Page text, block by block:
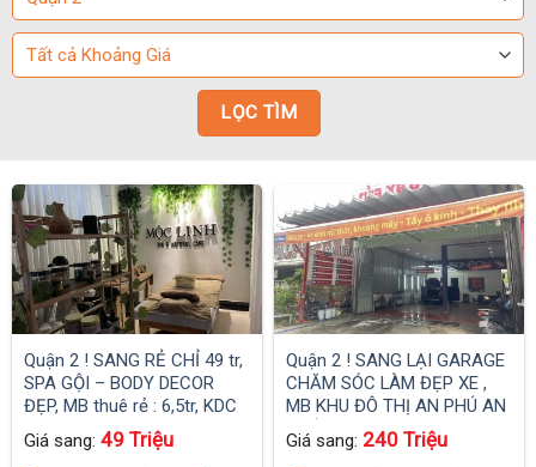
Quận 2 ! SANG RẺ CHỈ 49 tr,
SPA GỘI – BODY DECOR
ĐẸP, MB thuê rẻ : 6,5tr, KDC
Cắt Lái dân cư đông .
Giá sang: 49 Triệu
Quận 2 ! SANG LẠI GARAGE
CHĂM SÓC LÀM ĐẸP XE ,
MB KHU ĐÔ THỊ AN PHÚ AN
KHÁNH
Giá sang: 240 Triệu